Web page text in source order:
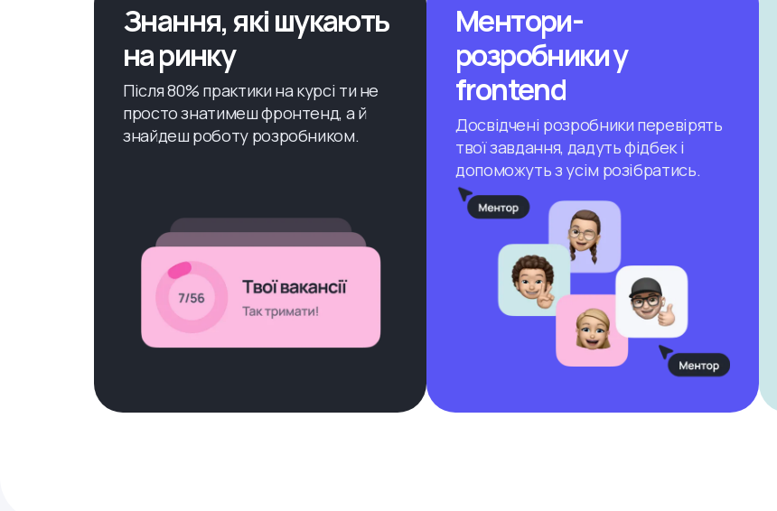
Знання, які шукають
на ринку
Після 80% практики на курсі ти не
просто знатимеш фронтенд, а й
знайдеш роботу розробником.
Ментори-
розробники у
frontend
Досвідчені розробники перевірять
твої завдання, дадуть фідбек і
допоможуть з усім розібратись.